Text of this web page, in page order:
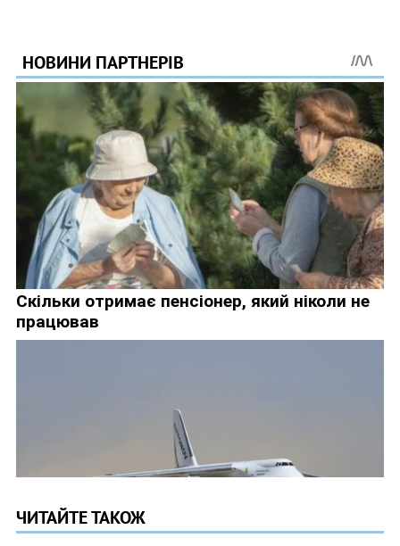
ЧИТАЙТЕ ТАКОЖ